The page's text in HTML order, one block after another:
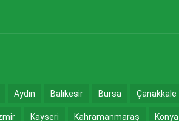
Aydın Balıkesir Bursa Çanakkale
Kayseri Kahramanmaraş Konya